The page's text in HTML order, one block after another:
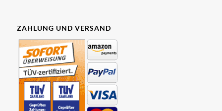
ZAHLUNG UND VERSAND